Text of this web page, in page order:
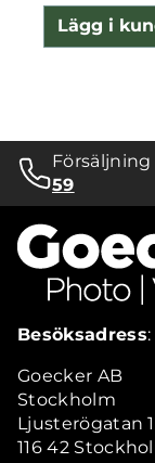
Lägg i
59
Besöksadress:
Goecker AB
Stockholm
Ljusterögatan
116 42